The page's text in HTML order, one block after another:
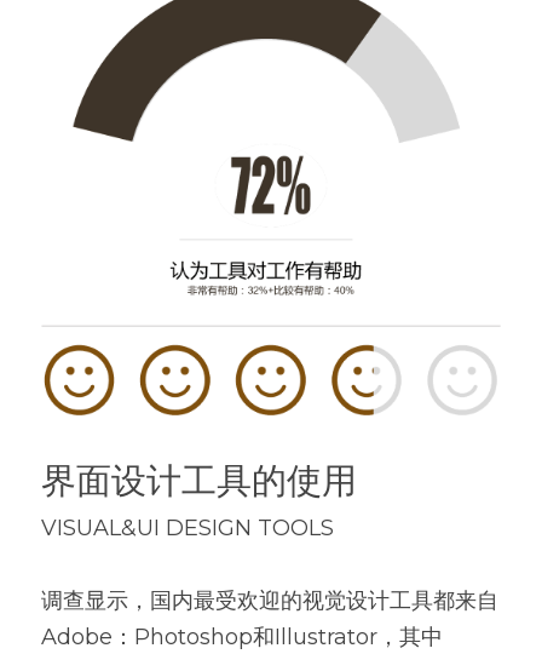
界面设计工具的使用
VISUAL&UI DESIGN TOOLS
调查显示，国内最受欢迎的视觉设计工具都来自
Adobe：Photoshop和Illustrator，其中